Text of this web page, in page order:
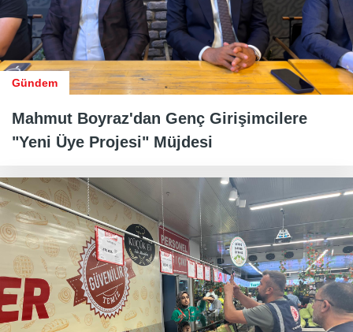
Gündem
Mahmut Boyraz'dan Genç Girişimcilere
"Yeni Üye Projesi" Müjdesi